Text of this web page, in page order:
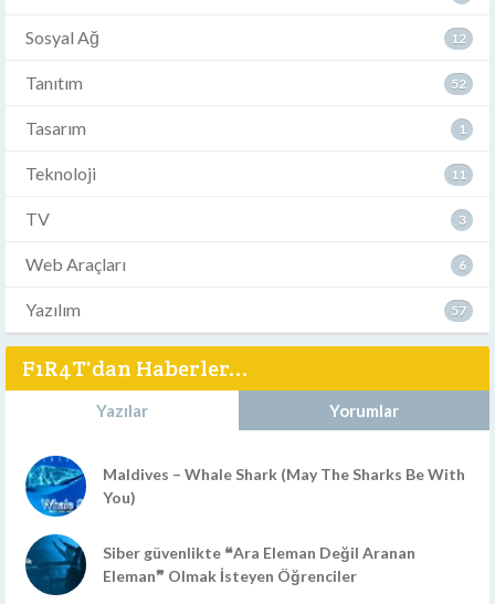
Sosyal Ağ 12
Tanıtım 52
Tasarım 1
Teknoloji 11
TV 3
Web Araçları 6
Yazılım 57
F1R4T'dan Haberler...
Yazılar Yorumlar
Maldives – Whale Shark (May The Sharks Be With
You)
Siber güvenlikte ❝Ara Eleman Değil Aranan
Eleman❞ Olmak İsteyen Öğrenciler